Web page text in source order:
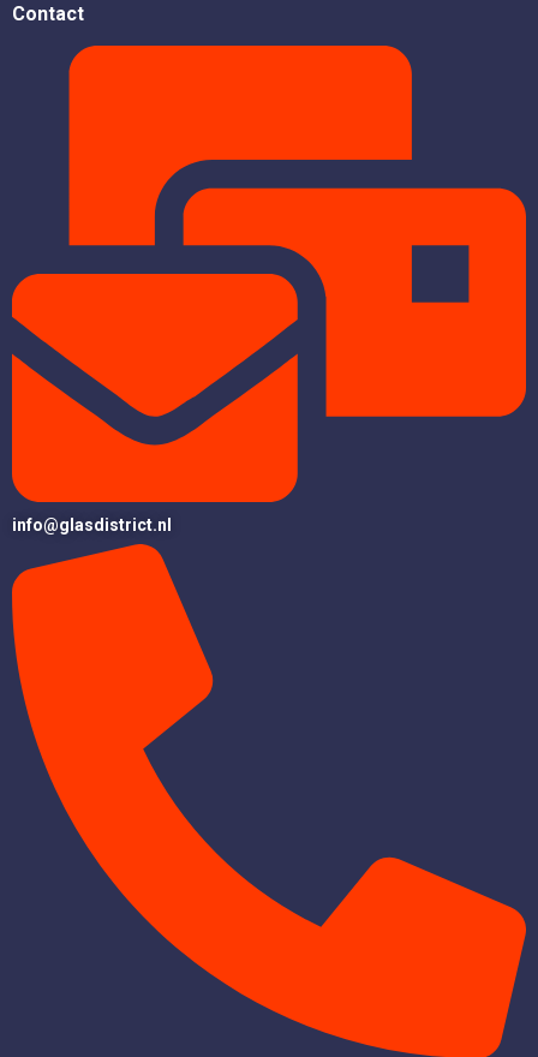
Contact
info@glasdistrict.nl